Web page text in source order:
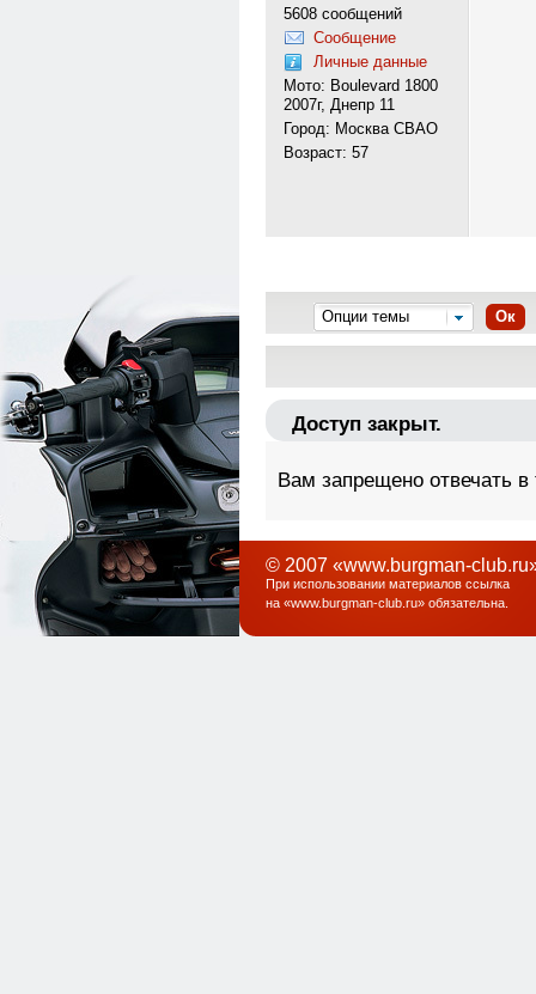
5608 сообщений
Сообщение
Личные данные
Мото: Boulevard 1800
2007г, Днепр 11
Город: Москва СВАО
Возраст: 57
Опции темы Ок
Доступ закрыт.
Вам запрещено отвечать
© 2007 «www.burgman-
При использовании материалов ссылка
на «www.burgman-club.ru» обязательна